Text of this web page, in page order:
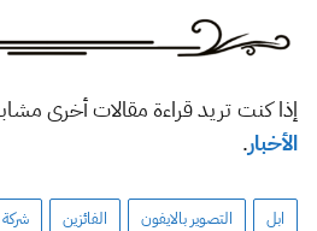
إذا كنت تريد قراءة مقالات أخرى
الأخبار.
ابل التصوير بالايفون الفائزين